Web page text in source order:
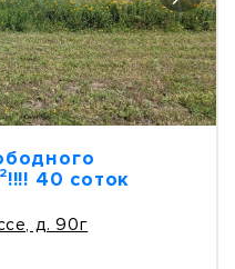
40 соток
д. 90г